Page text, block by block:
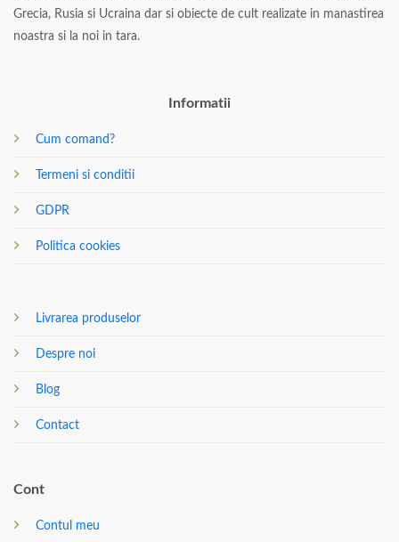
Grecia, Rusia si Ucraina dar si obiecte de cult realizate in manastirea
noastra si la noi in tara.
Informatii
Cum comand?
Termeni si conditii
GDPR
Politica cookies
Livrarea produselor
Despre noi
Blog
Contact
Cont
Contul meu